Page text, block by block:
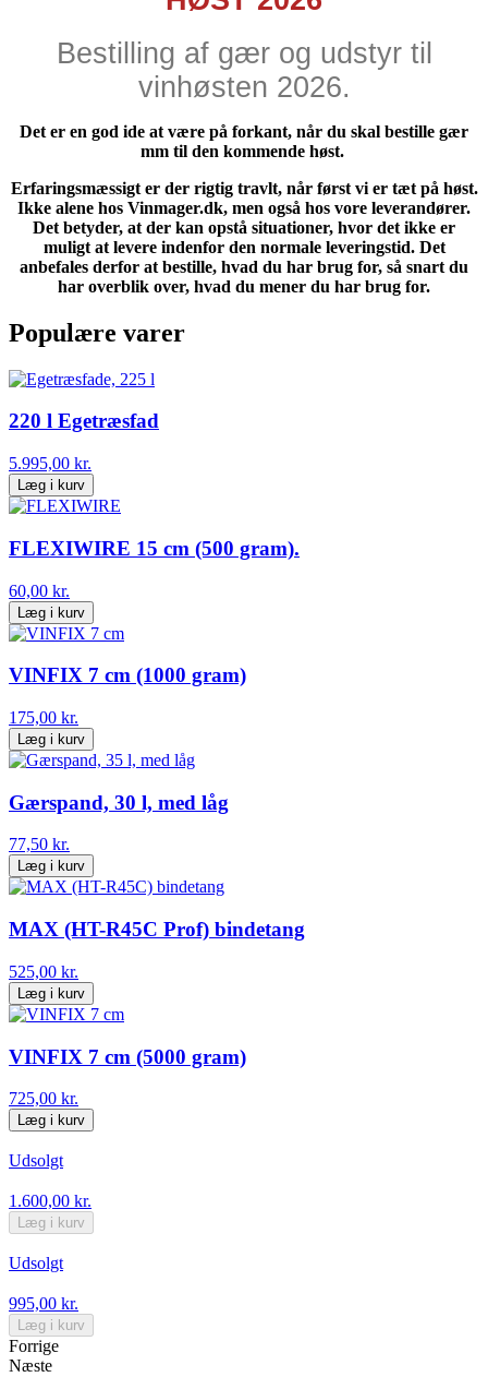
Bestilling af gær og udstyr til
vinhøsten 2026.
Det er en god ide at være på forkant, når du skal bestille gær
mm til den kommende høst.
Erfaringsmæssigt er der rigtig travlt, når først vi er tæt på høst.
Ikke alene hos Vinmager.dk, men også hos vore leverandører.
Det betyder, at der kan opstå situationer, hvor det ikke er
muligt at levere indenfor den normale leveringstid. Det
anbefales derfor at bestille, hvad du har brug for, så snart du
har overblik over, hvad du mener du har brug for.
Populære varer
220 l Egetræsfad
5.995,00 kr.
Læg i kurv
FLEXIWIRE 15 cm (500 gram).
60,00 kr.
Læg i kurv
VINFIX 7 cm (1000 gram)
175,00 kr.
Læg i kurv
Gærspand, 30 l, med låg
77,50 kr.
Læg i kurv
MAX (HT-R45C Prof) bindetang
525,00 kr.
Læg i kurv
VINFIX 7 cm (5000 gram)
725,00 kr.
Læg i kurv
Udsolgt
1.600,00 kr.
Læg i kurv
Udsolgt
995,00 kr.
Læg i kurv
Forrige
Næste